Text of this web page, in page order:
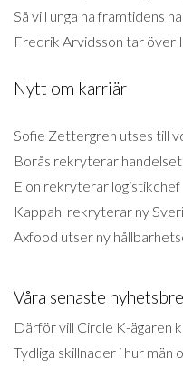
Så vill unga ha framtidens
Fredrik Arvidsson tar över
Nytt om karriär
Sofie Zettergren utses till
Borås rekryterar
Elon rekryterar logistikchef
Kappahl rekryterar ny
Axfood utser ny
Våra senaste
Därför vill Circle K-ägaren
Tydliga skillnader i hur